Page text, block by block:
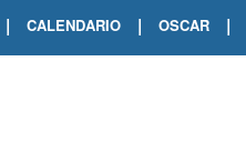
| CALENDARIO | OSCAR |